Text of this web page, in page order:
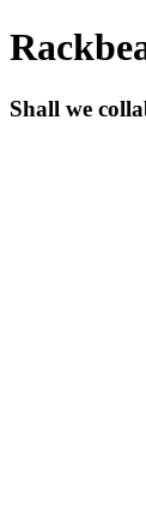
Shall we